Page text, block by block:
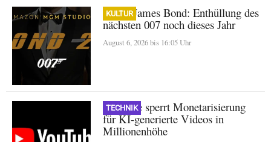
KULTUR
Neuer James Bond: Enthüllung des
nächsten 007 noch dieses Jahr
August 6, 2026 bis 16:05 Uhr
TECHNIK
YouTube sperrt Monetarisierung
für KI-generierte Videos in
Millionenhöhe